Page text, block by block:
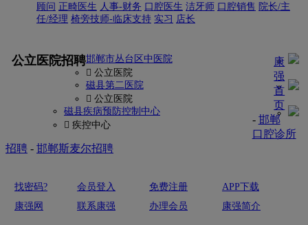
顾问 正畸医生 人事-财务 口腔医生 洁牙师 口腔销售 院长/主
任/经理 椅旁技师-临床支持 实习 店长
公立医院招聘邯郸市丛台区中医院
 公立医院
磁县第二医院
 公立医院
磁县疾病预防控制中心
 疾控中心
康
强
首
页
- 邯郸
口腔诊所
招聘 - 邯郸斯麦尔招聘
找密码? 会员登入 免费注册
APP下载
康强网
联系康强 办理会员 康强简介